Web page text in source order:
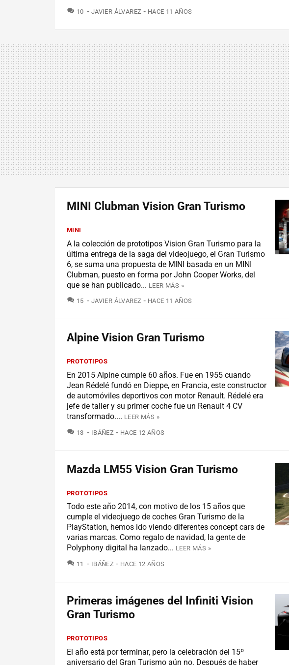
10 COMENTARIOS
JAVIER ÁLVAREZ HACE 11 AÑOS
MINI Clubman Vision Gran Turismo
MINI
A la colección de prototipos Vision Gran Turismo para la
última entrega de la saga del videojuego, el Gran Turismo
6, se suma una propuesta de MINI basada en un MINI
Clubman, puesto en forma por John Cooper Works, del
que se han publicado... LEER MÁS »
15 COMENTARIOS
JAVIER ÁLVAREZ HACE 11 AÑOS
Alpine Vision Gran Turismo
PROTOTIPOS
En 2015 Alpine cumple 60 años. Fue en 1955 cuando
Jean Rédelé fundó en Dieppe, en Francia, este constructor
de automóviles deportivos con motor Renault. Rédelé era
jefe de taller y su primer coche fue un Renault 4 CV
transformado.... LEER MÁS »
13 COMENTARIOS
IBÁÑEZ HACE 12 AÑOS
Mazda LM55 Vision Gran Turismo
PROTOTIPOS
Todo este año 2014, con motivo de los 15 años que
cumple el videojuego de coches Gran Turismo de la
PlayStation, hemos ido viendo diferentes concept cars de
varias marcas. Como regalo de navidad, la gente de
Polyphony digital ha lanzado... LEER MÁS »
11 COMENTARIOS
IBÁÑEZ HACE 12 AÑOS
Primeras imágenes del Infiniti Vision
Gran Turismo
PROTOTIPOS
El año está por terminar, pero la celebración del 15º
aniversario del Gran Turismo aún no. Después de haber